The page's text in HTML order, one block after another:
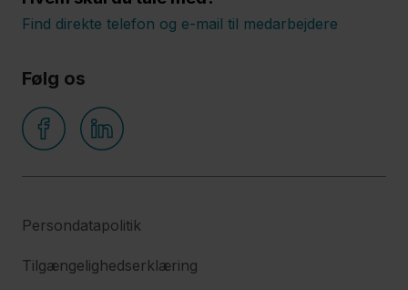
Find direkte telefon og e-mail til medarbejdere
Følg os
Persondatapolitik
Tilgængelighedserklæring